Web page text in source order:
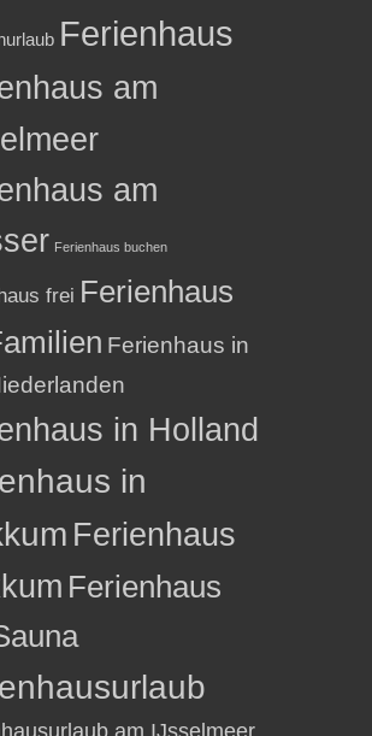
Ferienhaus
am
am
Ferienhaus buchen
frei Ferienhaus
Ferienhaus in
in Holland
in
Ferienhaus
Ferienhaus
am IJsselmeer